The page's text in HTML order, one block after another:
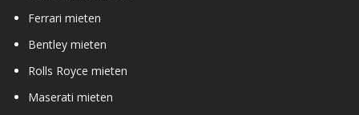
Ferrari mieten
Bentley mieten
Rolls Royce mieten
Maserati mieten